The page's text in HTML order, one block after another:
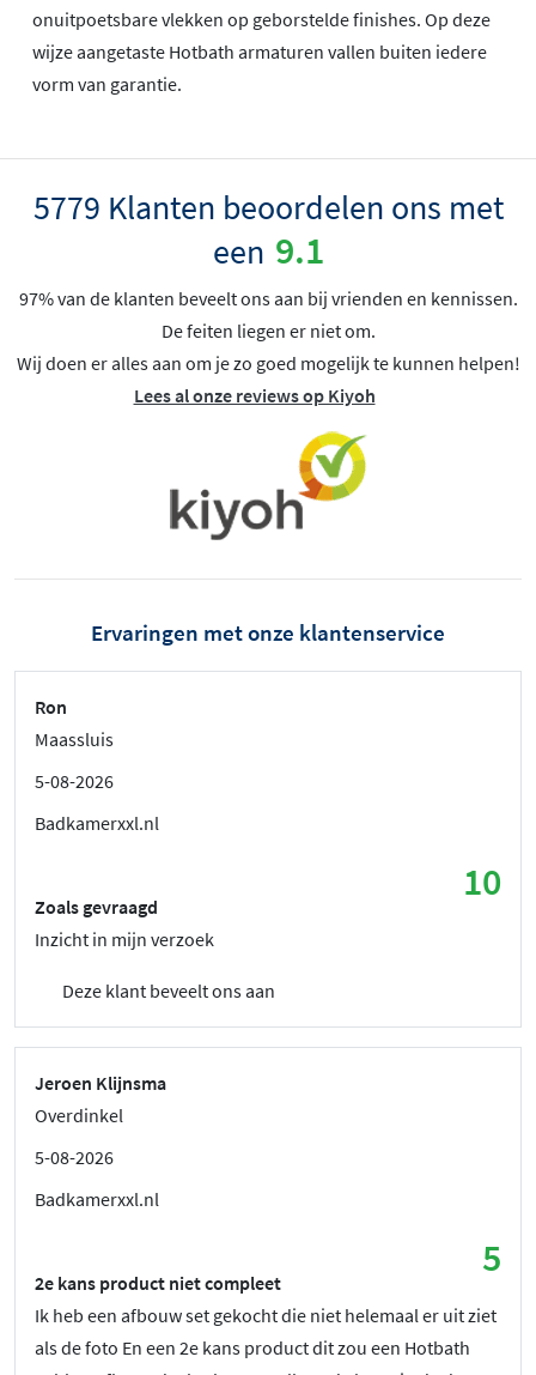
onuitpoetsbare vlekken op geborstelde finishes. Op deze
wijze aangetaste Hotbath armaturen vallen buiten iedere
vorm van garantie.
5779 Klanten beoordelen ons met
een 9.1
97% van de klanten beveelt ons aan bij vrienden en kennissen.
De feiten liegen er niet om.
Wij doen er alles aan om je zo goed mogelijk te kunnen helpen!
Lees al onze reviews op Kiyoh
Ervaringen met onze klantenservice
Ron
Maassluis
5-08-2026
Badkamerxxl.nl
10
Zoals gevraagd
Inzicht in mijn verzoek
Deze klant beveelt ons aan
Jeroen Klijnsma
Overdinkel
5-08-2026
Badkamerxxl.nl
5
2e kans product niet compleet
Ik heb een afbouw set gekocht die niet helemaal er uit ziet
als de foto En een 2e kans product dit zou een Hotbath